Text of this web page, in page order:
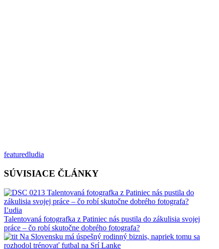
featuredludia
SÚVISIACE ČLÁNKY
Ľudia
Talentovaná fotografka z Patiniec nás pustila do zákulisia svojej
práce – čo robí skutočne dobrého fotografa?